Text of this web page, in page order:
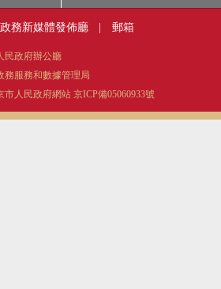
政務新媒體發佈廳 郵箱
民政府辦公廳
務服務和數據管理局
市人民政府網站 京ICP備05060933號